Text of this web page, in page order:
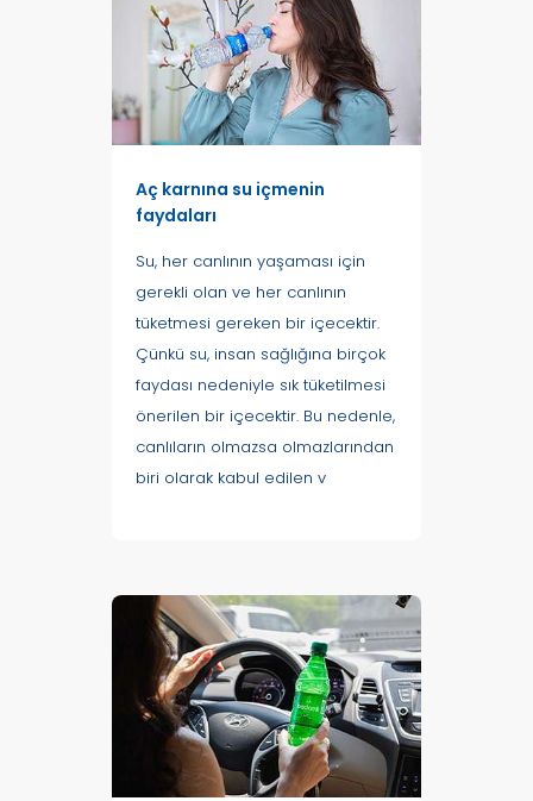
Aç karnına su içmenin
faydaları
Su, her canlının yaşaması için
gerekli olan ve her canlının
tüketmesi gereken bir içecektir.
Çünkü su, insan sağlığına birçok
faydası nedeniyle sık tüketilmesi
önerilen bir içecektir. Bu nedenle,
canlıların olmazsa olmazlarından
biri olarak kabul edilen v